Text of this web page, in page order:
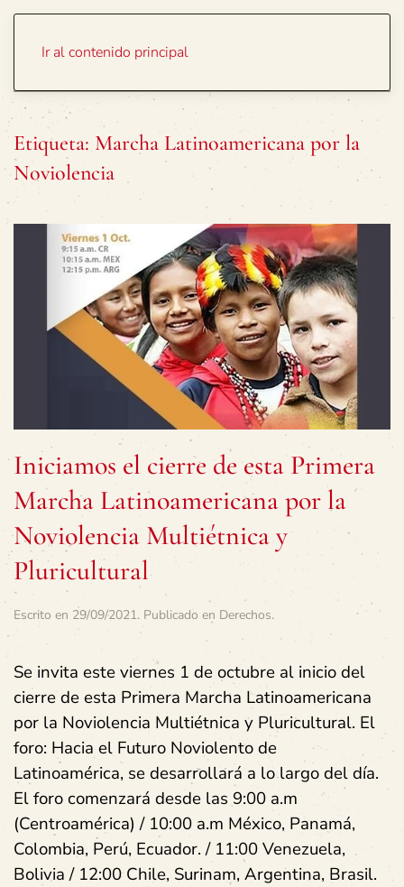
Ir al contenido principal
Etiqueta: Marcha Latinoamericana por la
Noviolencia
Iniciamos el cierre de esta Primera
Marcha Latinoamericana por la
Noviolencia Multiétnica y
Pluricultural
Escrito en 29/09/2021. Publicado en Derechos.
Se invita este viernes 1 de octubre al inicio del
cierre de esta Primera Marcha Latinoamericana
por la Noviolencia Multiétnica y Pluricultural. El
foro: Hacia el Futuro Noviolento de
Latinoamérica, se desarrollará a lo largo del día.
El foro comenzará desde las 9:00 a.m
(Centroamérica) / 10:00 a.m México, Panamá,
Colombia, Perú, Ecuador. / 11:00 Venezuela,
Bolivia / 12:00 Chile, Surinam, Argentina, Brasil.